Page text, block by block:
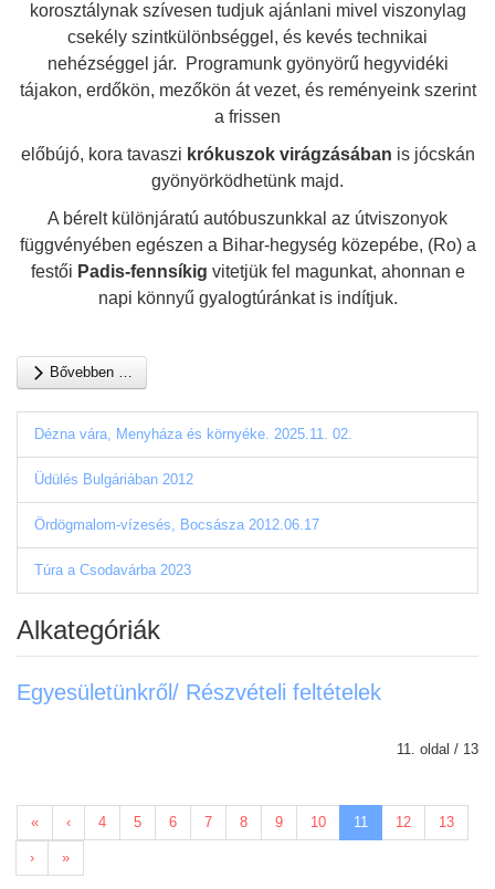
korosztálynak szívesen tudjuk ajánlani mivel viszonylag
csekély szintkülönbséggel, és kevés technikai
nehézséggel jár. Programunk gyönyörű hegyvidéki
tájakon, erdőkön, mezőkön át vezet, és reményeink szerint
a frissen
előbújó, kora tavaszi krókuszok virágzásában is jócskán
gyönyörködhetünk majd.
A bérelt különjáratú autóbuszunkkal az útviszonyok
függvényében egészen a Bihar-hegység közepébe, (Ro) a
festői Padis-fennsíkig vitetjük fel magunkat, ahonnan e
napi könnyű gyalogtúránkat is indítjuk.
Bővebben …
Dézna vára, Menyháza és környéke. 2025.11. 02.
Üdülés Bulgáriában 2012
Ördögmalom-vízesés, Bocsásza 2012.06.17
Túra a Csodavárba 2023
Alkategóriák
Egyesületünkről/ Részvételi feltételek
11. oldal / 13
« ‹ 4 5 6 7 8 9 10 11 12 13
› »